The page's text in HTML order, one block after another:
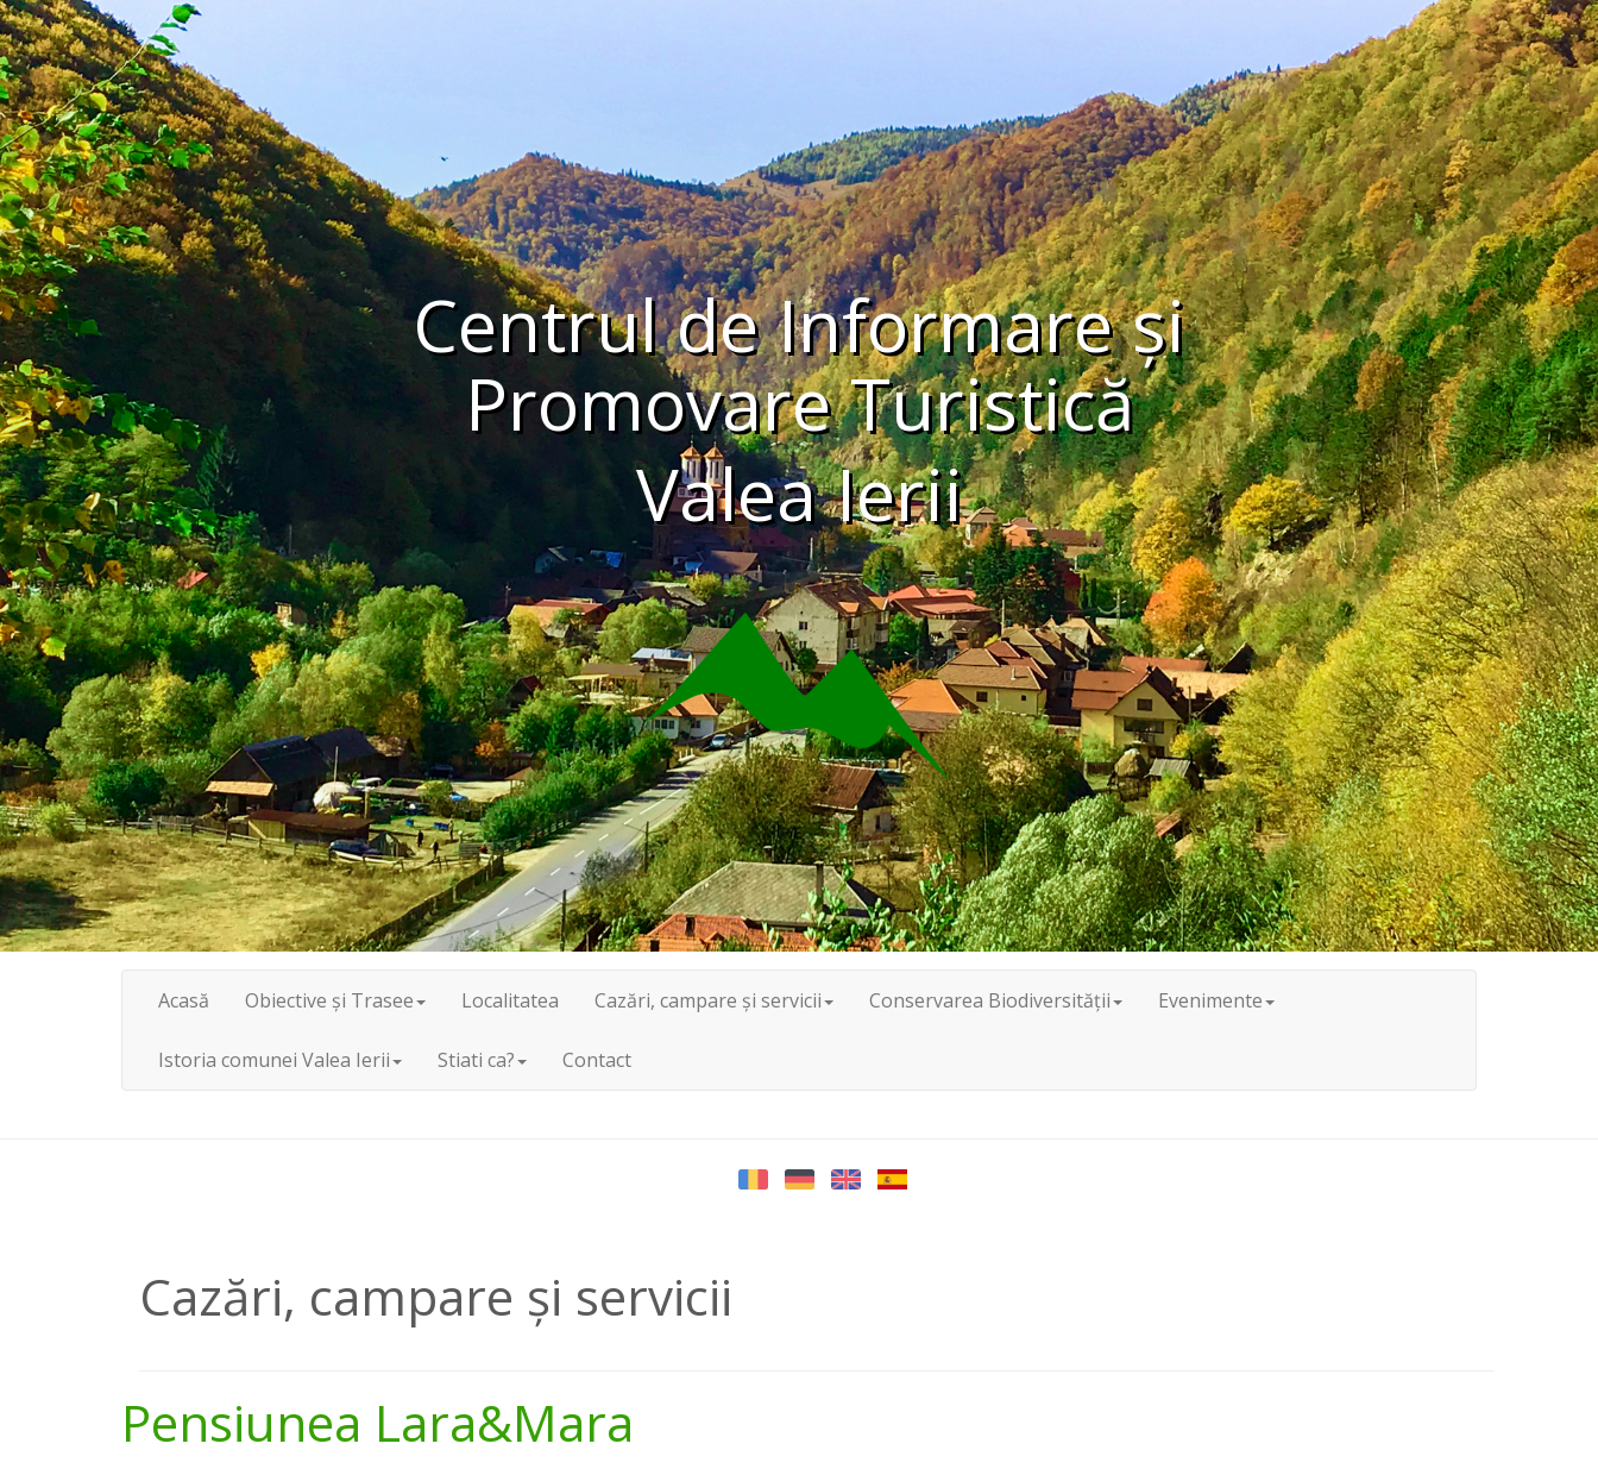
Centrul de Informare și
Promovare Turistică
Valea Ierii
Acasă Obiective și Trasee Localitatea Cazări, campare și servicii Conservarea Biodiversității Evenimente
Istoria comunei Valea Ierii Stiati ca? Contact
Cazări, campare și servicii
Pensiunea Lara&Mara